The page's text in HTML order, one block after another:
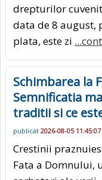
drepturilor
data de 8 august,
plata, este zi
Schimbarea la
Semnificatia
traditii si ce
publicat 2026-08-05 11:45:07
Crestinii
Fata a Domnului,